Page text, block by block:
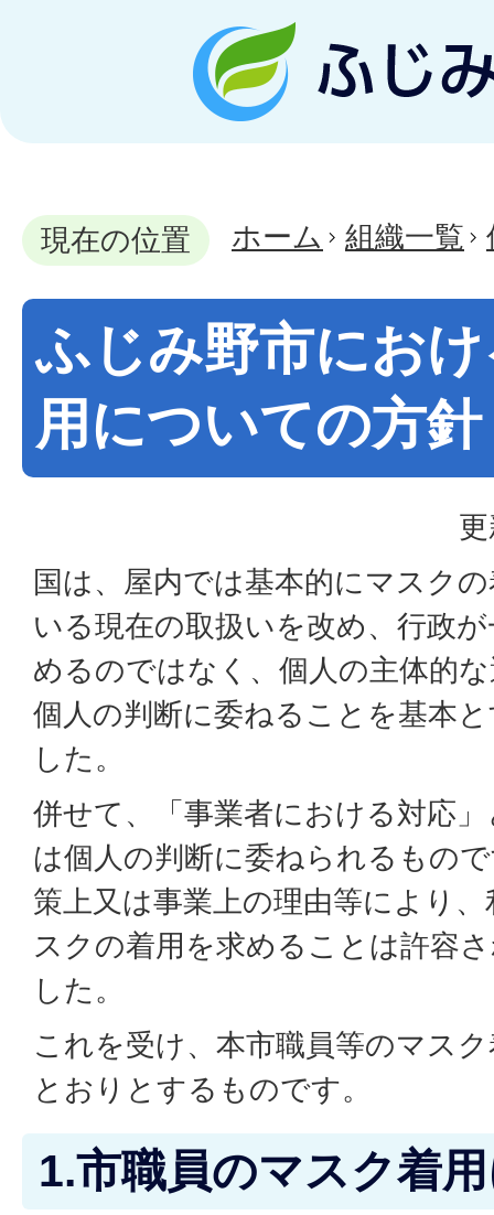
現在の位置 ホーム 組織一覧
ふじみ野市にお
用についての方針
国は、屋内では基本的にマスク
いる現在の取扱いを改め、行政
めるのではなく、個人の主体的
個人の判断に委ねることを基本
した。
併せて、「事業者における対応
は個人の判断に委ねられるもの
策上又は事業上の理由等により
スクの着用を求めることは許容
した。
これを受け、本市職員等のマス
とおりとするものです。
1.市職員のマスク着